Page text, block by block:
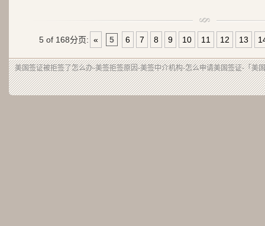
5 of 168分页: « 5 6 7 8 9 10 11 12 13
美国签证被拒签了怎么办-美签拒签原因-美签中介机构-怎么申请美国签证-「美